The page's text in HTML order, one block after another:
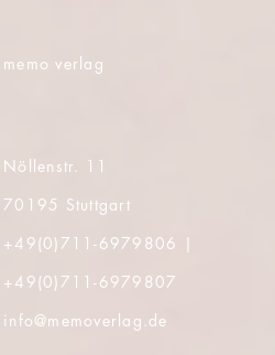
memo verlag
Nöllenstr. 11
70195 Stuttgart
+49(0) 711-6979806 |
+49(0) 711-6979807
info@memoverlag.de